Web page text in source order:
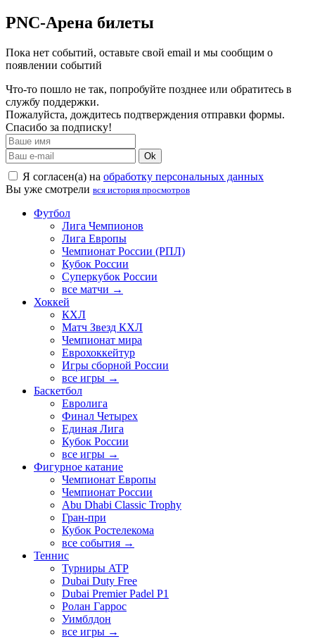
PNC-Арена билеты
Пока нет событий, оставьте свой email и мы сообщим о
появлении событий
Что-то пошло не так, попробуйте позднее или обратитесь в
службу поддержки.
Пожалуйста, дождитесь подтверждения отправки формы.
Спасибо за подписку!
Ok
Я согласен(а) на обработку персональных данных
Вы уже смотрели вся история просмотров
Футбол
Лига Чемпионов
Лига Европы
Чемпионат России (РПЛ)
Кубок России
Суперкубок России
все матчи →
Хоккей
КХЛ
Матч Звезд КХЛ
Чемпионат мира
Еврохоккейтур
Игры сборной России
все игры →
Баскетбол
Евролига
Финал Четырех
Единая Лига
Кубок России
все игры →
Фигурное катание
Чемпионат Европы
Чемпионат России
Abu Dhabi Classic Trophy
Гран-при
Кубок Ростелекома
все события →
Теннис
Турниры ATP
Dubai Duty Free
Dubai Premier Padel P1
Ролан Гаррос
Уимблдон
все игры →